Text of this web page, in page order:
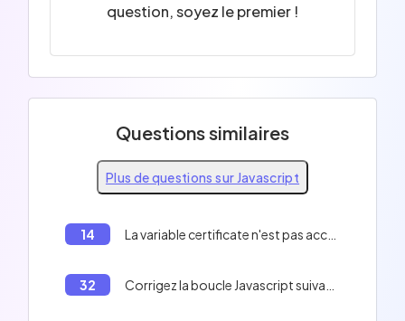
question, soyez le premier !
Questions similaires
Plus de questions sur Javascript
14
32